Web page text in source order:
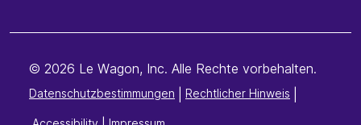
© 2026 Le Wagon, Inc. Alle Rechte vorbehalten.
Datenschutzbestimmungen Rechtlicher Hinweis